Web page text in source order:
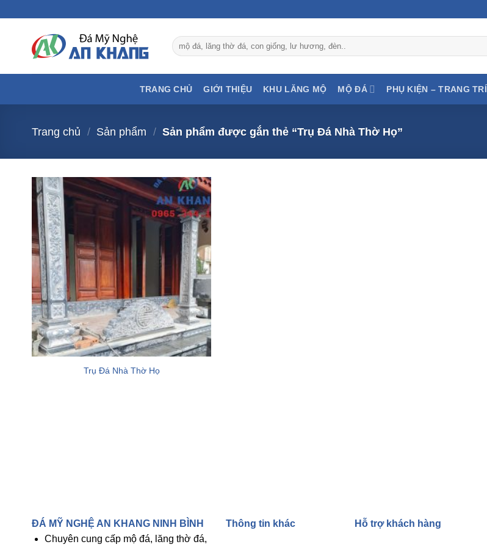
Tìm
kiếm:
TRANG CHỦ GIỚI THIỆU KHU LĂNG MỘ MỘ ĐÁ PHỤ KIỆN – TRANG TRÍ
Trang chủ / Sản phẩm / Sản phẩm được gắn thẻ “Trụ Đá Nhà Thờ Họ”
+
Trụ Đá Nhà Thờ Họ
ĐÁ MỸ NGHỆ AN KHANG NINH BÌNH
Chuyên cung cấp mộ đá, lăng thờ đá,
Thông tin khác Hỗ trợ khách hàng